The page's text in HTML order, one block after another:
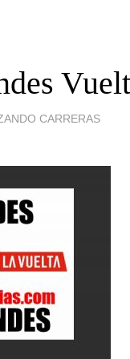
CARRERAS